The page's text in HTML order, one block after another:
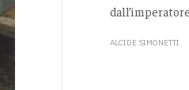
ALCIDE SIMONETTI